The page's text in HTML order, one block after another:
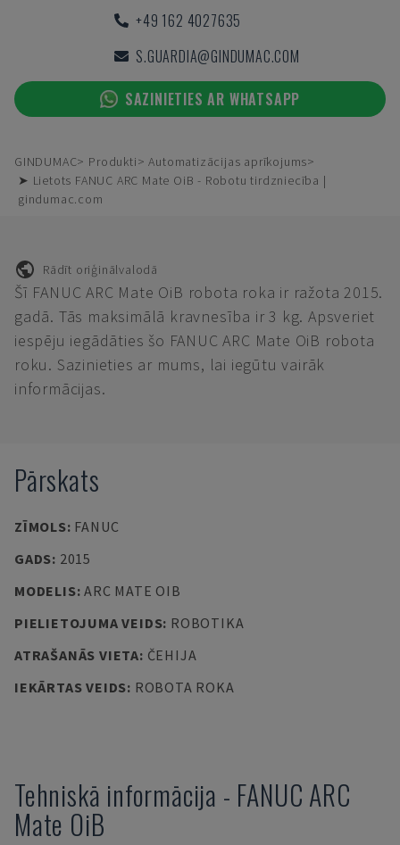
+49 162 4027635
S.GUARDIA@GINDUMAC.COM
SAZINIETIES AR WHATSAPP
GINDUMAC Produkti
Automatizācijas aprīkojums
➤ Lietots FANUC ARC Mate OiB - Robotu tirdzniecība |
gindumac.com
Rādīt oriģinālvalodā
Šī FANUC ARC Mate OiB robota roka ir ražota 2015.
gadā. Tās maksimālā kravnesība ir 3 kg. Apsveriet
iespēju iegādāties šo FANUC ARC Mate OiB robota
roku. Sazinieties ar mums, lai iegūtu vairāk
informācijas.
Pārskats
ZĪMOLS: FANUC
GADS: 2015
MODELIS:ARC MATE OIB
PIELIETOJUMA VEIDS: ROBOTIKA
ATRAŠANĀS VIETA: ČEHIJA
IEKĀRTAS VEIDS: ROBOTA ROKA
Tehniskā informācija - FANUC ARC
Mate OiB